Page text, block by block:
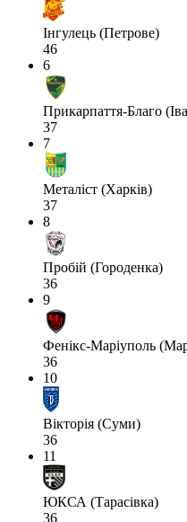
Інгулець (Петрове)
46
6
Прикарпаття-Благо
37
7
Металіст (Харків)
37
8
Пробій (Городенка)
36
9
Фенікс-Маріуполь
36
10
Вікторія (Суми)
36
11
ЮКСА (Тарасівка)
36